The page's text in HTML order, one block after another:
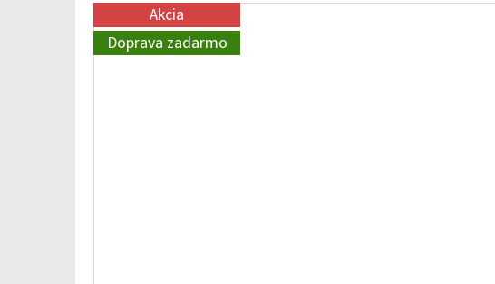
Akcia
Doprava zadarmo